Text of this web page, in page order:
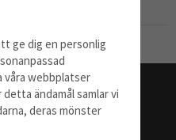
ge dig en personlig
våra webbplatser
ändamål samlar vi
deras mönster